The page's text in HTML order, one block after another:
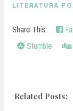
LITERATURA
Share This:
Stumble
Related Posts: